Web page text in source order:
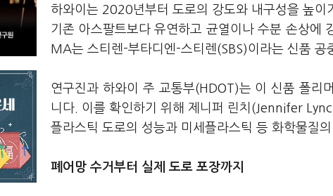
하와이는 2020년부터 도로의 강도와 내구성을 높
기존 아스팔트보다 유연하고 균열이나 수분 손상에
MA는 스티렌-부타디엔-스티렌(SBS)이라는 신품 공
연구진과 하와이 주 교통부(HDOT)는 이 신품 폴리
니다. 이를 확인하기 위해 제니퍼 린치(Jennifer
플라스틱 도로의 성능과 미세플라스틱 등 화학물질
폐어망 수거부터 실제 도로 포장까지